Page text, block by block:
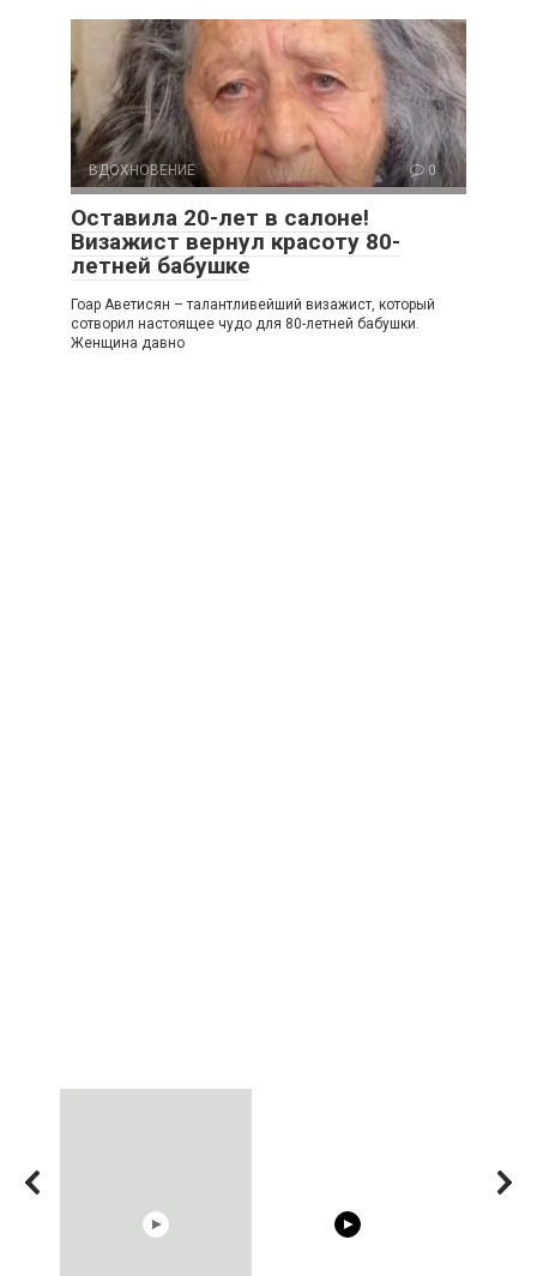
ВДОХНОВЕНИЕ 0
Оставила 20-лет в салоне!
Визажист вернул красоту 80-
летней бабушке
Гоар Аветисян – талантливейший визажист, который
сотворил настоящее чудо для 80-летней бабушки.
Женщина давно